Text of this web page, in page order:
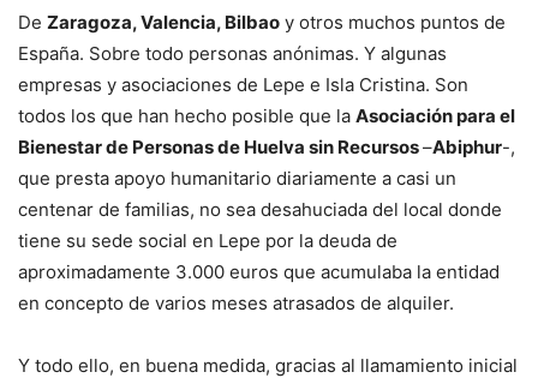
De Zaragoza, Valencia, Bilbao y otros muchos puntos de
España. Sobre todo personas anónimas. Y algunas
empresas y asociaciones de Lepe e Isla Cristina. Son
todos los que han hecho posible que la Asociación para el
Bienestar de Personas de Huelva sin Recursos–Abiphur-,
que presta apoyo humanitario diariamente a casi un
centenar de familias, no sea desahuciada del local donde
tiene su sede social en Lepe por la deuda de
aproximadamente 3.000 euros que acumulaba la entidad
en concepto de varios meses atrasados de alquiler.
Y todo ello, en buena medida, gracias al llamamiento inicial